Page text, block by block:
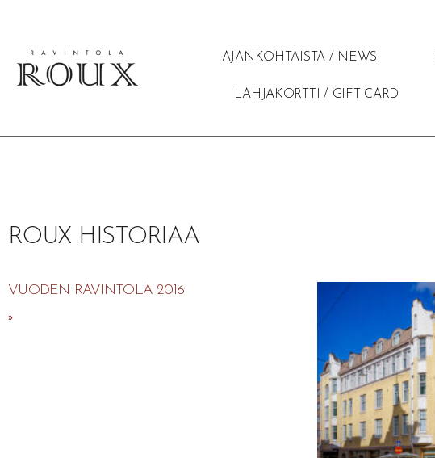
AJANKOHTAISTA / NEWS
LAHJAKORTTI / GIFT CARD
ROUX HISTORIAA
VUODEN RAVINTOLA 2016
»